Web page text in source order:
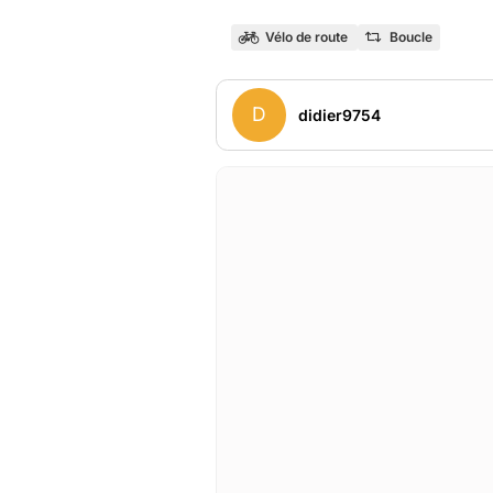
Vélo de route Boucle
D didier9754